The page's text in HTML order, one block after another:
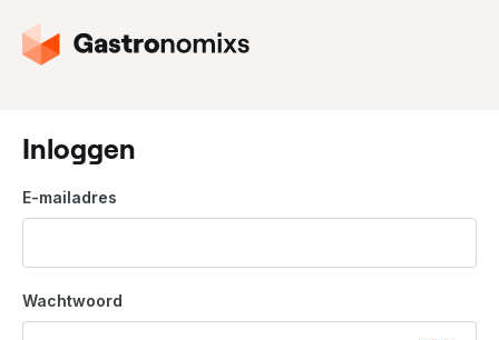
G
a
a
r
d
e
o
m
e
Inloggen
E-mailadres
Wachtwoord